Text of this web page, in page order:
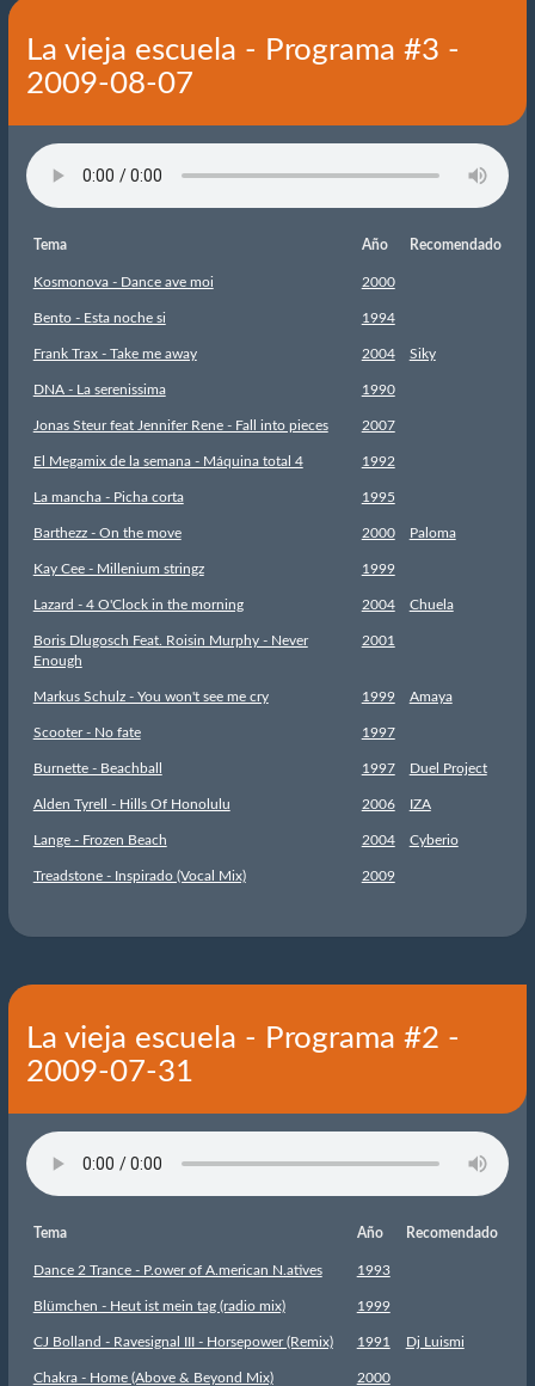
La vieja escuela - Programa #3 -
2009-08-07
Tema Año Recomendado
Kosmonova - Dance ave moi 2000
Bento - Esta noche si 1994
Frank Trax - Take me away 2004 Siky
DNA - La serenissima 1990
Jonas Steur feat Jennifer Rene - Fall into pieces 2007
El Megamix de la semana - Máquina total 4 1992
La mancha - Picha corta 1995
Barthezz - On the move 2000 Paloma
Kay Cee - Millenium stringz 1999
Lazard - 4 O'Clock in the morning 2004 Chuela
Boris Dlugosch Feat. Roisin Murphy - Never
Enough
2001
Markus Schulz - You won't see me cry 1999 Amaya
Scooter - No fate 1997
Burnette - Beachball 1997 Duel Project
Alden Tyrell - Hills Of Honolulu 2006 IZA
Lange - Frozen Beach 2004 Cyberio
Treadstone - Inspirado (Vocal Mix) 2009
La vieja escuela - Programa #2 -
2009-07-31
Tema Año Recomendado
Dance 2 Trance - P.ower of A.merican N.atives 1993
Blümchen - Heut ist mein tag (radio mix) 1999
CJ Bolland - Ravesignal III - Horsepower (Remix) 1991 Dj Luismi
Chakra - Home (Above & Beyond Mix) 2000